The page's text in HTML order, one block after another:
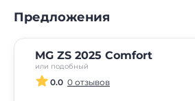
Предложения
MG ZS 2025 Comfort
или подобный
0.0 0 отзывов